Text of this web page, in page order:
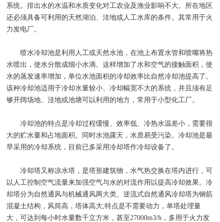
系统。排出水的水温和水质变化对工农业及渔业影响不大。所在地区
还必须具备可利用的天然湖泊、洼地或人工水库的条件。其常用于火
力发电厂。
喷水冷却池是利用人工或天然水池，在池上布置水管和喷嘴将热
水喷出，使水分散成细小水滴。这样增加了水和空气的接触面积，使
水的蒸发速率增加，单位水池面积的冷却效率比自然冷却池提高了。
该种冷却池适用于冷却水量较小、冷却幅宽不大的系统，并且须有足
够开阔场地、洼地或池塘可以利用的地方，常用于小型化工厂。
冷却池的特点是冷却过程缓慢、效率低、冷热水温差小，需要很
大的贮水量和占地面积。同时水池露天，水质易受污染。冷却池是最
早采用的冷却系统，目前已多采用冷却塔作冷却设备了。
冷却塔又称凉水塔，是塔形建筑物，水气热交换在塔内进行，可
以人工控制空气流量来加强空气与水的对流作用以提高冷却效果。冷
却塔分为自然通风与机械通风两大类。逆流式自然通风冷却塔为钢筋
混凝土结构，风筒高，塔体高大;特点是不需要动力，单塔处理量
大，可达到每小时水量数千立方米，甚至27000m3/h，多用于火力发